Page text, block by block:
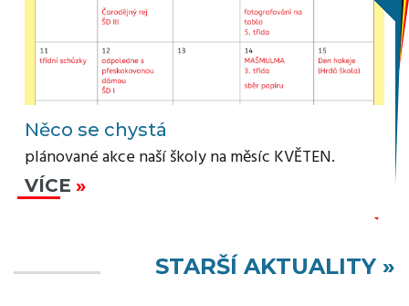
Něco se chystá
plánované akce naší školy na měsíc KVĚTEN.
VÍCE
STARŠÍ AKTUALITY »